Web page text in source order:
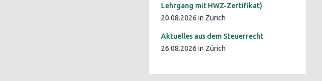
Lehrgang mit HWZ-Zertifikat)
20.08.2026 in Zürich
Aktuelles aus dem Steuerrecht
26.08.2026 in Zürich